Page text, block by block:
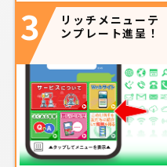
3
リッチメニューテ
ンプレート進呈！